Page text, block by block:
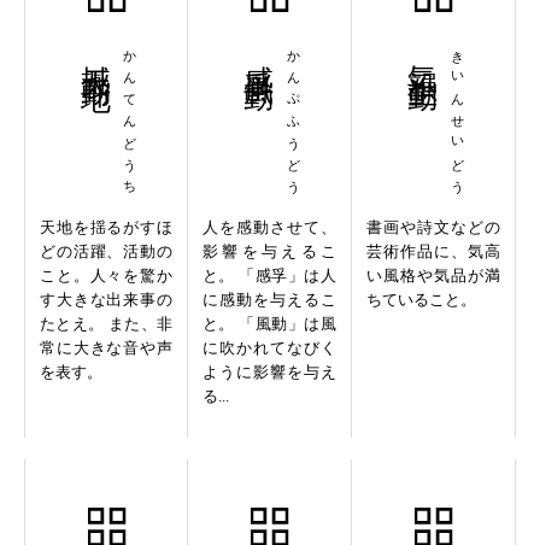
かんてんどうち
天地を揺るがすほ
どの活躍、活動の
こと。人々を驚か
す大きな出来事の
たとえ。 また、非
常に大きな音や声
を表す。
かんぷふうどう
人を感動させて、
影響を与えるこ
と。 「感孚」は人
に感動を与えるこ
と。 「風動」は風
に吹かれてなびく
ように影響を与え
る...
きいんせいどう
書画や詩文などの
芸術作品に、気高
い風格や気品が満
ちていること。